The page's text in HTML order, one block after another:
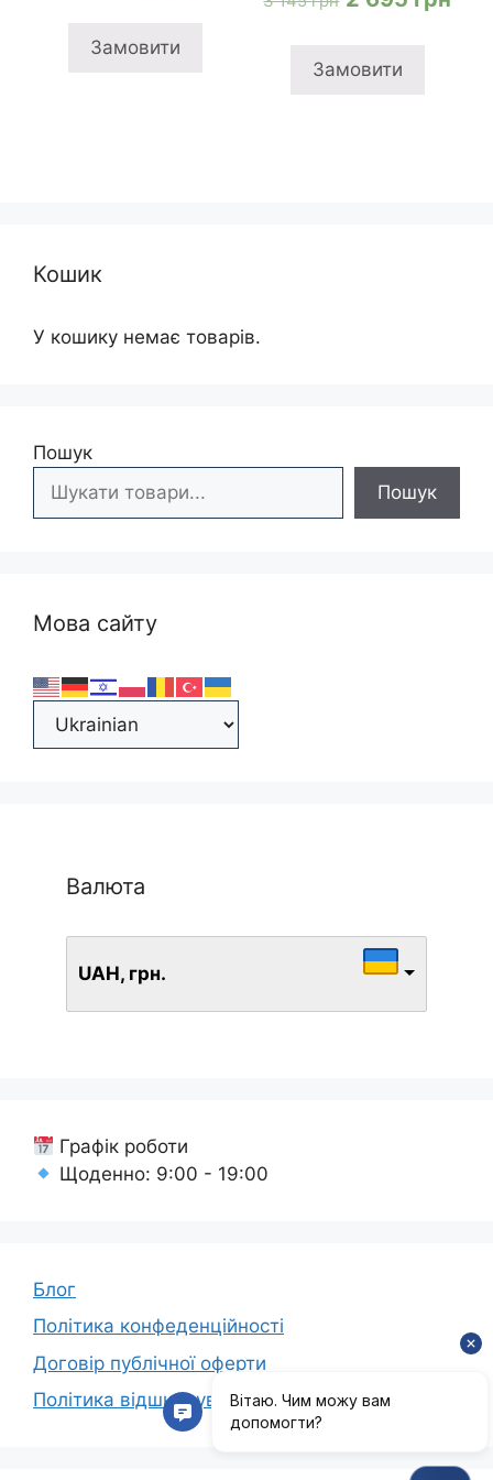
705 грн
ціна:
Замовити
3
Замовити
Кошик
У кошику немає товарів.
Пошук
Пошук
Мова сайту
Валюта
UAH, грн.
Графік роботи
Щоденно: 9:00 - 19:00
Блог
Політика конфеденційності
Договір публічної оферти
Політика відшкодування коштів